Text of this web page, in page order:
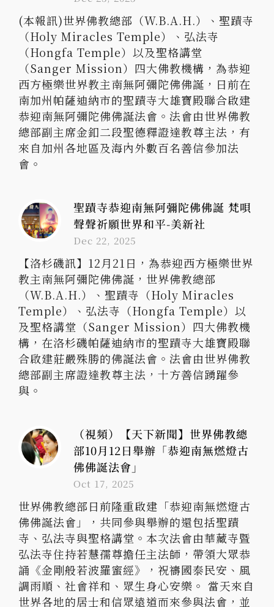
(本報訊)世界佛教總部（W.B.A.H.）、聖蹟寺
（Holy Miracles Temple）、弘法寺
（Hongfa Temple）以及聖格講堂
（Sanger Mission）四大佛教機構，為恭迎
西方極樂世界教主南無阿彌陀佛佛誕，日前在
南加州帕薩迪納市的聖蹟寺大雄寶殿聯合啟建
恭迎南無阿彌陀佛佛誕法會。法會由世界佛教
總部副主席金釦二段聖德釋證達教尊主法，有
來自加州各地區及海內外數百名善信參加法
會。
聖蹟寺恭迎南無阿彌陀佛佛誕 梵唄
聲聲祈願世界和平-美新社
Dec 22, 2025
【洛杉磯訊】12月21日，為恭迎西方極樂世界
教主南無阿彌陀佛佛誕，世界佛教總部
（W.B.A.H.）、聖蹟寺（Holy Miracles
Temple）、弘法寺（Hongfa Temple）以
及聖格講堂（Sanger Mission）四大佛教機
構，在洛杉磯帕薩迪納市的聖蹟寺大雄寶殿聯
合啟建莊嚴殊勝的佛誕法會。法會由世界佛教
總部副主席證達教尊主法，十方善信踴躍參
與。
（視頻）【天下新聞】世界佛教總
部10月12日舉辦「恭迎南無燃燈古
佛佛誕法會」
Oct 17, 2025
世界佛教總部日前隆重啟建「恭迎南無燃燈古
佛佛誕法會」，共同參與舉辦的還包括聖蹟
寺、弘法寺與聖格講堂。本次法會由華藏寺暨
弘法寺住持若慧孺尊擔任主法師，帶領大眾恭
誦《金剛般若波羅蜜經》，祝禱國泰民安、風
調雨順、社會祥和、眾生身心安樂。 當天來自
世界各地的居士和信眾遠道而來參與法會，並